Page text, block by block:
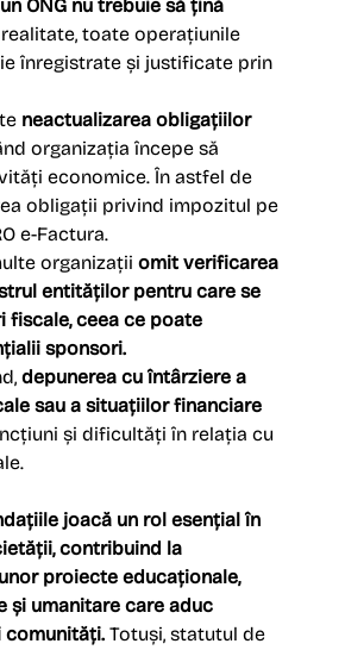
ONG nu trebuie să țină
realitate, toate operațiunile
înregistrate și justificate prin
neactualizarea obligațiilor
organizația începe să
economice. În astfel de
obligații privind impozitul pe
e-Factura.
organizații omit verificarea
entităților pentru care se
fiscale, ceea ce poate
sponsori.
depunerea cu întârziere a
sau a situațiilor financiare
și dificultăți în relația cu
joacă un rol esențial în
contribuind la
proiecte educaționale,
și umanitare care aduc
comunități. Totuși, statutul de